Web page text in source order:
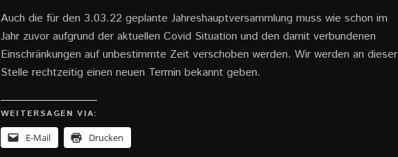
Auch die für den 3.03.22 geplante Jahreshauptversammlung muss wie schon im
Jahr zuvor aufgrund der aktuellen Covid Situation und den damit verbundenen
Einschränkungen auf unbestimmte Zeit verschoben werden. Wir werden an dieser
Stelle rechtzeitig einen neuen Termin bekannt geben.
WEITERSAGEN VIA:
E-Mail Drucken